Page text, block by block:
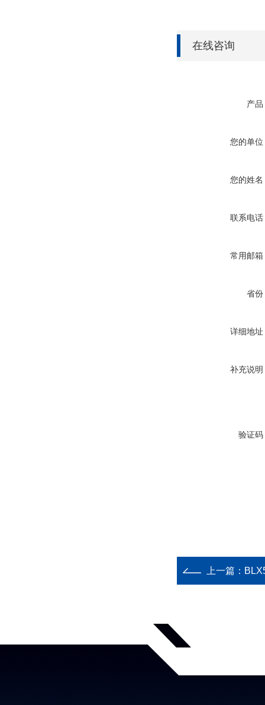
在线咨询
产品
您的单位
您的姓名
联系电话
常用邮箱
省份
详细地址
补充说明
验证码
上一篇：